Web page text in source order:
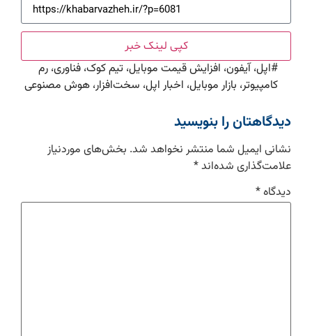
کپی لینک خبر
#اپل، آیفون، افزایش قیمت موبایل، تیم کوک، فناوری، رم
کامپیوتر، بازار موبایل، اخبار اپل، سخت‌افزار، هوش مصنوعی
دیدگاهتان را بنویسید
نشانی ایمیل شما منتشر نخواهد شد. بخش‌های موردنیاز
علامت‌گذاری شده‌اند*
دیدگاه*